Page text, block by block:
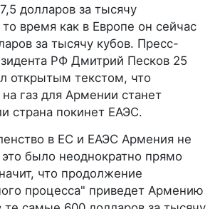
долларов за тысячу
время как в Европе он сейчас
за тысячу кубов. Пресс-
РФ Дмитрий Песков 25
открытым текстом, что
газ для Армении станет
страна покинет ЕАЭС.
в ЕС и ЕАЭС Армения не
было неоднократно прямо
что продолжение
процесса" приведет Армению